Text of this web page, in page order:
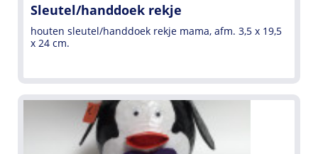
Sleutel/handdoek rekje
houten sleutel/handdoek rekje mama, afm. 3,5 x 19,5
x 24 cm.